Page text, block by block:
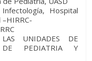
Hospital
UNIDADES DE
DE PEDIATRIA Y